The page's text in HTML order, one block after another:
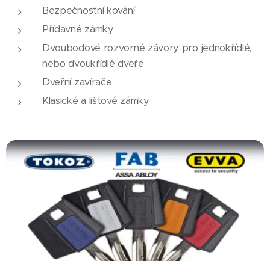
Bezpečnostní kování
Přídavné zámky
Dvoubodové rozvorné závory pro jednokřídlé,
nebo dvoukřídlé dveře
Dveřní zavírače
Klasické a lištové zámky